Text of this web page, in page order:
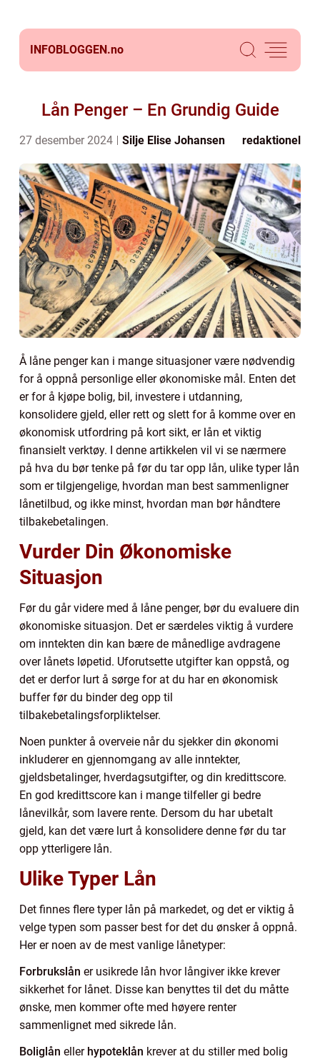
INFOBLOGGEN.no
Lån Penger – En Grundig Guide
27 desember 2024 Silje Elise Johansen redaktionel
Å låne penger kan i mange situasjoner være nødvendig
for å oppnå personlige eller økonomiske mål. Enten det
er for å kjøpe bolig, bil, investere i utdanning,
konsolidere gjeld, eller rett og slett for å komme over en
økonomisk utfordring på kort sikt, er lån et viktig
finansielt verktøy. I denne artikkelen vil vi se nærmere
på hva du bør tenke på før du tar opp lån, ulike typer lån
som er tilgjengelige, hvordan man best sammenligner
lånetilbud, og ikke minst, hvordan man bør håndtere
tilbakebetalingen.
Vurder Din Økonomiske
Situasjon
Før du går videre med å låne penger, bør du evaluere din
økonomiske situasjon. Det er særdeles viktig å vurdere
om inntekten din kan bære de månedlige avdragene
over lånets løpetid. Uforutsette utgifter kan oppstå, og
det er derfor lurt å sørge for at du har en økonomisk
buffer før du binder deg opp til
tilbakebetalingsforpliktelser.
Noen punkter å overveie når du sjekker din økonomi
inkluderer en gjennomgang av alle inntekter,
gjeldsbetalinger, hverdagsutgifter, og din kredittscore.
En god kredittscore kan i mange tilfeller gi bedre
lånevilkår, som lavere rente. Dersom du har ubetalt
gjeld, kan det være lurt å konsolidere denne før du tar
opp ytterligere lån.
Ulike Typer Lån
Det finnes flere typer lån på markedet, og det er viktig å
velge typen som passer best for det du ønsker å oppnå.
Her er noen av de mest vanlige lånetyper:
Forbrukslån er usikrede lån hvor långiver ikke krever
sikkerhet for lånet. Disse kan benyttes til det du måtte
ønske, men kommer ofte med høyere renter
sammenlignet med sikrede lån.
Boliglån eller hypoteklån krever at du stiller med bolig